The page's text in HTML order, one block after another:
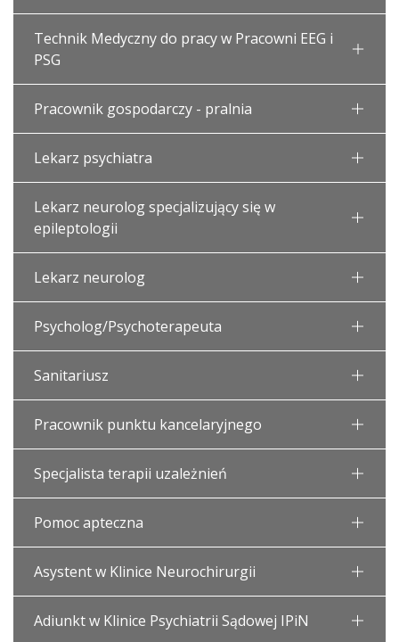
Technik Medyczny do pracy w Pracowni EEG i
PSG
Pracownik gospodarczy - pralnia
Lekarz psychiatra
Lekarz neurolog specjalizujący się w
epileptologii
Lekarz neurolog
Psycholog/Psychoterapeuta
Sanitariusz
Pracownik punktu kancelaryjnego
Specjalista terapii uzależnień
Pomoc apteczna
Asystent w Klinice Neurochirurgii
Adiunkt w Klinice Psychiatrii Sądowej IPiN